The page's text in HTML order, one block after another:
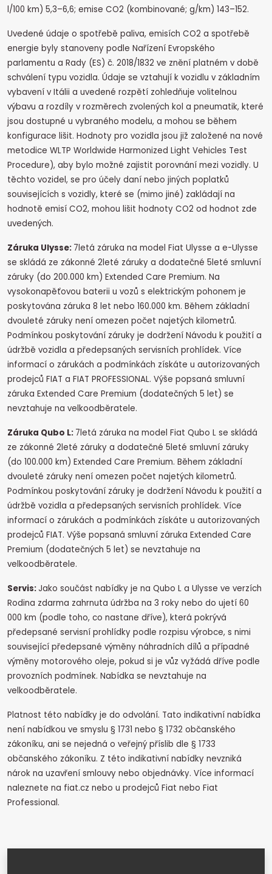
l/100 km) 5,3–6,6; emise CO2 (kombinované; g/km) 143–152.
Uvedené údaje o spotřebě paliva, emisích CO2 a spotřebě
energie byly stanoveny podle Nařízení Evropského
parlamentu a Rady (ES) č. 2018/1832 ve znění platném v době
schválení typu vozidla. Údaje se vztahují k vozidlu v základním
vybavení v Itálii a uvedené rozpětí zohledňuje volitelnou
výbavu a rozdíly v rozměrech zvolených kol a pneumatik, které
jsou dostupné u vybraného modelu, a mohou se během
konfigurace lišit. Hodnoty pro vozidla jsou již založené na nové
metodice WLTP Worldwide Harmonized Light Vehicles Test
Procedure), aby bylo možné zajistit porovnání mezi vozidly. U
těchto vozidel, se pro účely daní nebo jiných poplatků
souvisejících s vozidly, které se (mimo jiné) zakládají na
hodnotě emisí CO2, mohou lišit hodnoty CO2 od hodnot zde
uvedených.
Záruka Ulysse: 7letá záruka na model Fiat Ulysse a e-Ulysse
se skládá ze zákonné 2leté záruky a dodatečné 5leté smluvní
záruky (do 200.000 km) Extended Care Premium. Na
vysokonapěťovou baterii u vozů s elektrickým pohonem je
poskytována záruka 8 let nebo 160.000 km. Během základní
dvouleté záruky není omezen počet najetých kilometrů.
Podmínkou poskytování záruky je dodržení Návodu k použití a
údržbě vozidla a předepsaných servisních prohlídek. Více
informací o zárukách a podmínkách získáte u autorizovaných
prodejců FIAT a FIAT PROFESSIONAL. Výše popsaná smluvní
záruka Extended Care Premium (dodatečných 5 let) se
nevztahuje na velkoodběratele.
Záruka Qubo L: 7letá záruka na model Fiat Qubo L se skládá
ze zákonné 2leté záruky a dodatečné 5leté smluvní záruky
(do 100.000 km) Extended Care Premium. Během základní
dvouleté záruky není omezen počet najetých kilometrů.
Podmínkou poskytování záruky je dodržení Návodu k použití a
údržbě vozidla a předepsaných servisních prohlídek. Více
informací o zárukách a podmínkách získáte u autorizovaných
prodejců FIAT. Výše popsaná smluvní záruka Extended Care
Premium (dodatečných 5 let) se nevztahuje na
velkoodběratele.
Servis: Jako součást nabídky je na Qubo L a Ulysse ve verzích
Rodina zdarma zahrnuta údržba na 3 roky nebo do ujetí 60
000 km (podle toho, co nastane dříve), která pokrývá
předepsané servisní prohlídky podle rozpisu výrobce, s nimi
související předepsané výměny náhradních dílů a případné
výměny motorového oleje, pokud si je vůz vyžádá dříve podle
provozních podmínek. Nabídka se nevztahuje na
velkoodběratele.
Platnost této nabídky je do odvolání. Tato indikativní nabídka
není nabídkou ve smyslu § 1731 nebo § 1732 občanského
zákoníku, ani se nejedná o veřejný příslib dle § 1733
občanského zákoníku. Z této indikativní nabídky nevzniká
nárok na uzavření smlouvy nebo objednávky. Více informací
naleznete na fiat.cz nebo u prodejců Fiat nebo Fiat
Professional.